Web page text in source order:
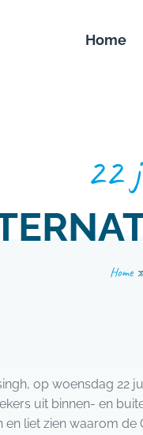
Home
22
Home
op woensdag
uit binnen- en
liet zien waarom